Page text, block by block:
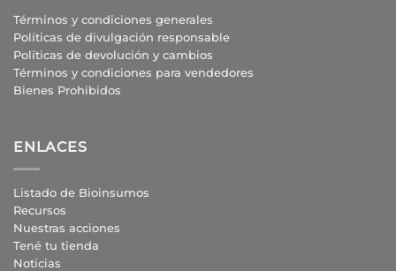
Términos y condiciones generales
Políticas de divulgación responsable
Políticas de devolución y cambios
Términos y condiciones para vendedores
Bienes Prohibidos
ENLACES
Listado de Bioinsumos
Recursos
Nuestras acciones
Tené tu tienda
Noticias